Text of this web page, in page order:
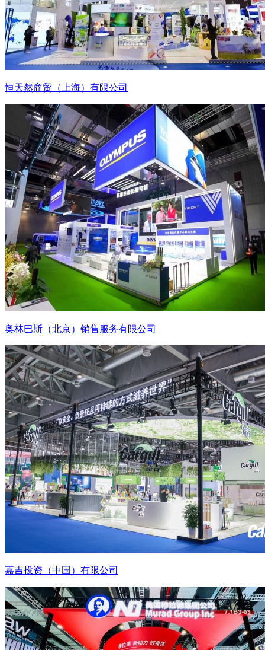
恒天然商贸（上海）有限公司
奥林巴斯（北京）销售服务有限公司
嘉吉投资（中国）有限公司